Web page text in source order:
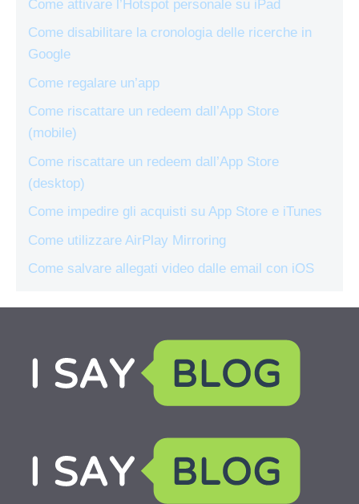
Come attivare l’Hotspot personale su iPad
Come disabilitare la cronologia delle ricerche in
Google
Come regalare un’app
Come riscattare un redeem dall’App Store
(mobile)
Come riscattare un redeem dall’App Store
(desktop)
Come impedire gli acquisti su App Store e iTunes
Come utilizzare AirPlay Mirroring
Come salvare allegati video dalle email con iOS